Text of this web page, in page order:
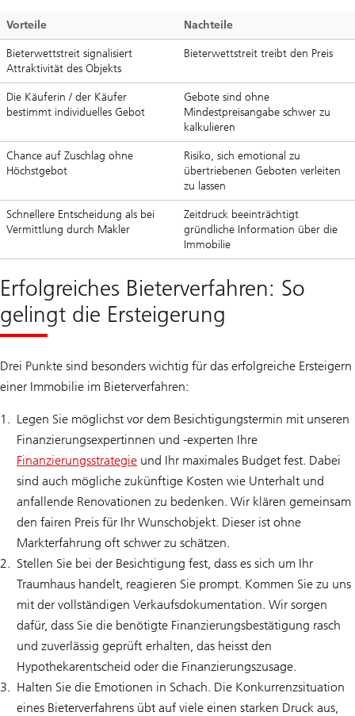
Vorteile Nachteile
Bieterwettstreit signalisiert
Attraktivität des Objekts
Bieterwettstreit treibt den Preis
Die Käuferin / der Käufer
bestimmt individuelles Gebot
Gebote sind ohne
Mindestpreisangabe schwer zu
kalkulieren
Chance auf Zuschlag ohne
Höchstgebot
Risiko, sich emotional zu
übertriebenen Geboten verleiten
zu lassen
Schnellere Entscheidung als bei
Vermittlung durch Makler
Zeitdruck beeinträchtigt
gründliche Information über die
Immobilie
Erfolgreiches Bieterverfahren: So
gelingt die Ersteigerung
Drei Punkte sind besonders wichtig für das erfolgreiche Ersteigern
einer Immobilie im Bieterverfahren:
Legen Sie möglichst vor dem Besichtigungstermin mit unseren
Finanzierungsexpertinnen und -experten Ihre
Finanzierungsstrategie und Ihr maximales Budget fest. Dabei
sind auch mögliche zukünftige Kosten wie Unterhalt und
anfallende Renovationen zu bedenken. Wir klären gemeinsam
den fairen Preis für Ihr Wunschobjekt. Dieser ist ohne
Markterfahrung oft schwer zu schätzen.
Stellen Sie bei der Besichtigung fest, dass es sich um Ihr
Traumhaus handelt, reagieren Sie prompt. Kommen Sie zu uns
mit der vollständigen Verkaufsdokumentation. Wir sorgen
dafür, dass Sie die benötigte Finanzierungsbestätigung rasch
und zuverlässig geprüft erhalten, das heisst den
Hypothekarentscheid oder die Finanzierungszusage.
Halten Sie die Emotionen in Schach. Die Konkurrenzsituation
eines Bieterverfahrens übt auf viele einen starken Druck aus,